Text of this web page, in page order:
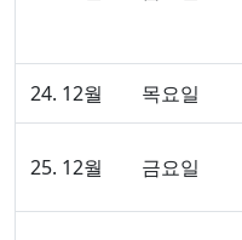
24. 12월 목요일
25. 12월 금요일